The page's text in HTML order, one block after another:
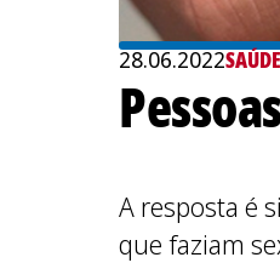
28.06.2022
A resposta é
que faziam